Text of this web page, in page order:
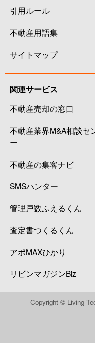
引用ルール
不動産用語集
サイトマップ
関連サービス
不動産売却の窓口
不動産業界M&A相談セ
ー
不動産の集客ナビ
SMSハンター
管理戸数ふえるくん
査定書つくるくん
アポMAXひかり
リビンマガジンBiz
Copyright © Living